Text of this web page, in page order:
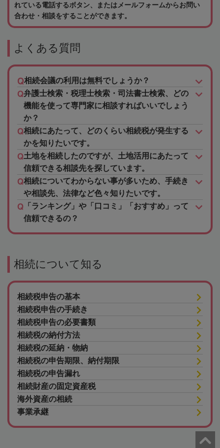
れている電話するボタン、またはメールフォームからお問い
合わせ・相談をすることができます。
よくある質問
相続会議の利用は無料でしょうか？
弁護士検索・税理士検索・司法書士検索、どの
機能を使って専門家に相談すればいいでしょう
か？
相続にあたって、どのくらい相続税が発生する
かを知りたいです。
土地を相続したのですが、土地活用にあたって
信頼できる相談先を探しています。
相続についてわからない事が多いため、手続き
や相談先、法律など色々知りたいです。
「ランキング」や「口コミ」「おすすめ」って
信頼できるの？
相続について知る
相続税申告の基本
相続税申告の手続き
相続税申告の必要書類
相続税の納付方法
相続税の延納・物納
相続税の申告期限、納付期限
相続税の申告漏れ
相続財産の固定資産税
海外資産の相続
事業承継